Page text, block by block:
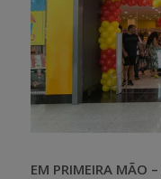
EM PRIMEIRA MÃO –